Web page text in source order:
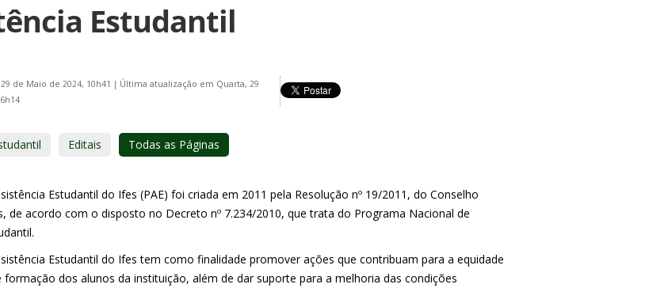
Estudantil
de Maio de 2024, 10h41 | Última atualização em Quarta, 29
Editais Todas as Páginas
Estudantil do Ifes (PAE) foi criada em 2011 pela Resolução nº 19/2011, do Conselho
de acordo com o disposto no Decreto nº 7.234/2010, que trata do Programa Nacional de
Estudantil do Ifes tem como finalidade promover ações que contribuam para a equidade
formação dos alunos da instituição, além de dar suporte para a melhoria das condições